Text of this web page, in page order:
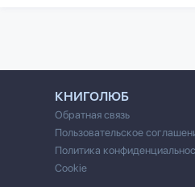
КНИГОЛЮБ
Обратная связь
Пользовательское
Политика
Cookie